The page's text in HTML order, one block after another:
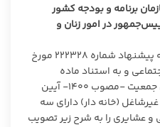
برنامه و بودجه کشور
در امور زنان و
هیئت وزیران در جلسه ۲۴/۱۲/۱۴۰۱ به پیشنهاد شماره ۲۲۲۳۲۸ مورخ
اجتماعی و به استناد ماده
(۲۱) قانون حمایت از خانواده و جوانی جمعیت -مصوب ۱۴۰۰- آیین
غیرشاغل (خانه دار) دارای سه
عشایری را به شرح زیر تصویب